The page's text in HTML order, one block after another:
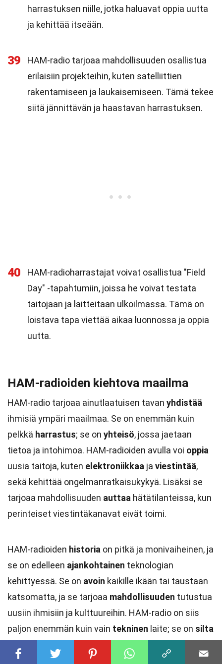
harrastuksen niille, jotka haluavat oppia uutta
ja kehittää itseään.
39
HAM-radio tarjoaa mahdollisuuden osallistua
erilaisiin projekteihin, kuten satelliittien
rakentamiseen ja laukaisemiseen. Tämä tekee
siitä jännittävän ja haastavan harrastuksen.
40
HAM-radioharrastajat voivat osallistua "Field
Day" -tapahtumiin, joissa he voivat testata
taitojaan ja laitteitaan ulkoilmassa. Tämä on
loistava tapa viettää aikaa luonnossa ja oppia
uutta.
HAM-radioiden kiehtova maailma
HAM-radio tarjoaa ainutlaatuisen tavan yhdistää
ihmisiä ympäri maailmaa. Se on enemmän kuin
pelkkä harrastus; se on yhteisö, jossa jaetaan
tietoa ja intohimoa. HAM-radioiden avulla voi oppia
uusia taitoja, kuten elektroniikkaa ja viestintää,
sekä kehittää ongelmanratkaisukykyä. Lisäksi se
tarjoaa mahdollisuuden auttaa hätätilanteissa, kun
perinteiset viestintäkanavat eivät toimi.
HAM-radioiden historia on pitkä ja monivaiheinen, ja
se on edelleen ajankohtainen teknologian
kehittyessä. Se on avoin kaikille ikään tai taustaan
katsomatta, ja se tarjoaa mahdollisuuden tutustua
uusiin ihmisiin ja kulttuureihin. HAM-radio on siis
paljon enemmän kuin vain tekninen laite; se on silta
maailmaan, nyt on hyvä hetkialoittaa